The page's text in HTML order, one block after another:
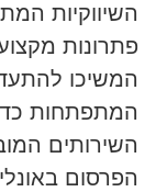
השיווקיות
פתרונות
המשיכו
המתפתחות
השירותים
הפרסום באונליין.